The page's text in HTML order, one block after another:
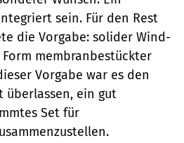
sein. Für den Rest
die Vorgabe: solider Wind-
membranbestückter
Vorgabe war es den
überlassen, ein gut
Set für